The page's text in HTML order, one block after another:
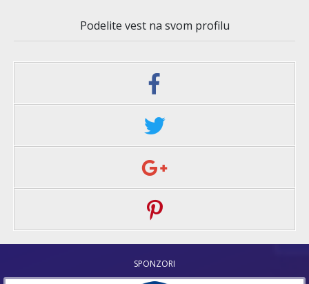
Podelite vest na svom profilu
SPONZORI